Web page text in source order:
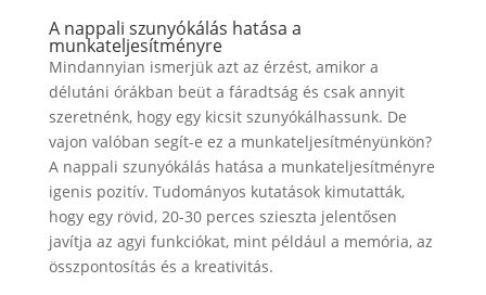
A nappali szunyókálás hatása a
munkateljesítményre
Mindannyian ismerjük azt az érzést, amikor a
délutáni órákban beüt a fáradtság és csak annyit
szeretnénk, hogy egy kicsit szunyókálhassunk. De
vajon valóban segít-e ez a munkateljesítményünkön?
A nappali szunyókálás hatása a munkateljesítményre
igenis pozitív. Tudományos kutatások kimutatták,
hogy egy rövid, 20-30 perces szieszta jelentősen
javítja az agyi funkciókat, mint például a memória, az
összpontosítás és a kreativitás.